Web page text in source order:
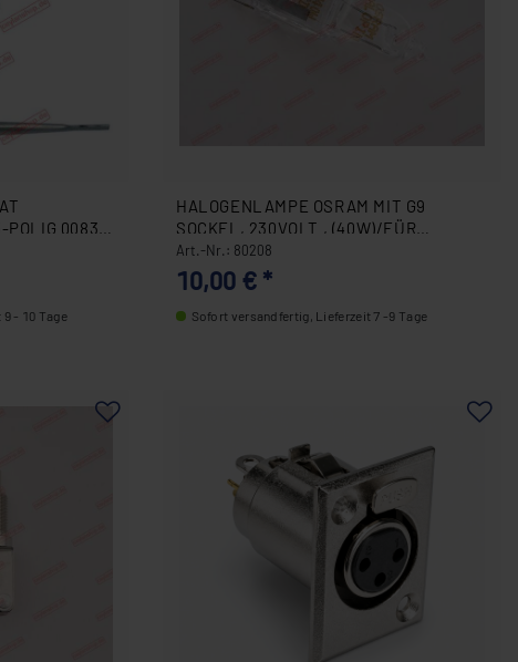
POLIG 0083-
- 10 Tage
HALOGENLAMPE OSRAM MIT G9
SOCKEL, 230VOLT , (40W)/FÜR
BACKOFEN 80208
Art.-Nr.: 80208
10,00 € *
Sofort versandfertig, Lieferzeit 7 -9 Tage